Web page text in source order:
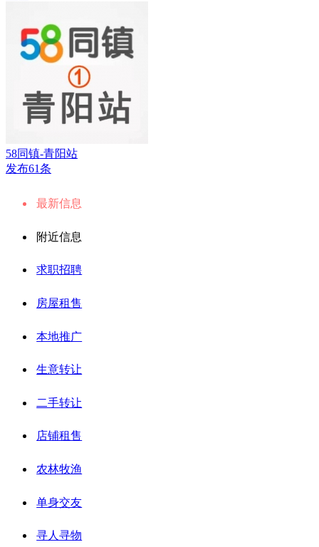
58同镇-青阳站
发布61条
最新信息
附近信息
求职招聘
房屋租售
本地推广
生意转让
二手转让
店铺租售
农林牧渔
单身交友
寻人寻物